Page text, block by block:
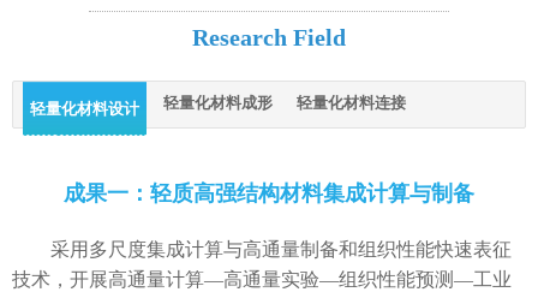
Research Field
轻量化材料设计 轻量化材料成形 轻量化材料连接
成果一：轻质高强结构材料集成计算与制备
采用多尺度集成计算与高通量制备和组织性能快速表征
技术，开展高通量计算—高通量实验—组织性能预测—工业